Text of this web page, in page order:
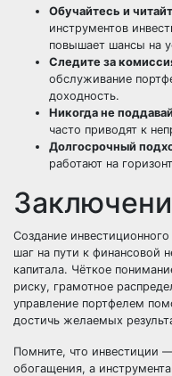
Обучайтесь и
инструментов
повышает шансы на
Следите за
обслуживание
доходность.
Никогда не
часто приводят к
Долгосрочный
работают на
Создание
шаг на пути к финансовой
капитала. Чёткое
риску, грамотное
управление портфелем
достичь желаемых
Помните, что инвестиции
обогащения, а